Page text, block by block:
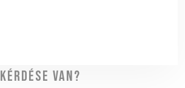
Kérdése van?